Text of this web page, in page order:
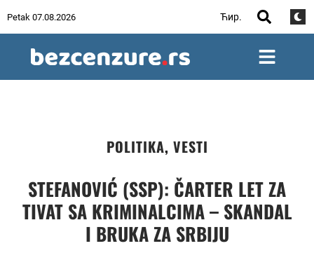
Petak 07.08.2026 Ћир.
POLITIKA, VESTI
STEFANOVIĆ (SSP): ČARTER LET ZA
TIVAT SA KRIMINALCIMA – SKANDAL
I BRUKA ZA SRBIJU